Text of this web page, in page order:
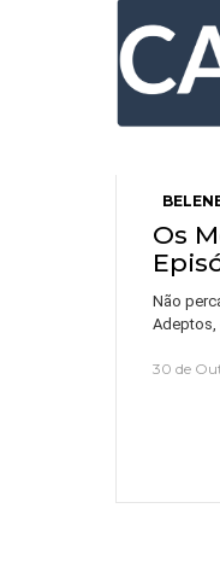
Os
Não
Adeptos,
30 de